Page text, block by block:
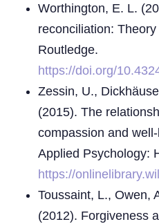
Worthington, E. L.
reconciliation:
Routledge.
https://doi.org/
Zessin, U.,
(2015). The
compassion and
Applied Psychology:
https://
Toussaint, L., Owen,
(2012). Forgiveness